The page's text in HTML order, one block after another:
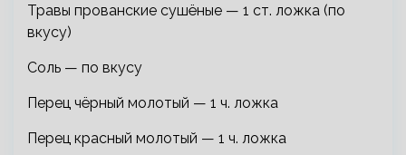
Травы прованские сушёные — 1 ст. ложка (по
вкусу)
Соль — по вкусу
Перец чёрный молотый — 1 ч. ложка
Перец красный молотый — 1 ч. ложка